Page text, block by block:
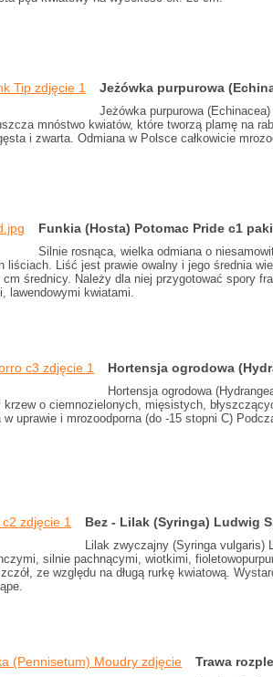
Jeżówka purpurowa
Jeżówka purpurowa
mnóstwo kwiatów, które tworzą plamę na
i zwarta. Odmiana w Polsce całkowicie
Funkia (Hosta) Potomac Pride c1
Silnie rosnąca, wielka odmiana o
liściach. Liść jest prawie owalny i jego średnia
średnicy. Należy dla niej przygotować spory
lawendowymi kwiatami.
Hortensja ogrodowa
Hortensja ogrodowa
o ciemnozielonych, mięsistych,
uprawie i mrozoodporna (do -15 stopni C)
Bez - Lilak (Syringa) Ludwig
Lilak zwyczajny (Syringa vulgaris)
silnie pachnącymi, wiotkimi,
ze względu na długą rurkę kwiatową.
Trawa